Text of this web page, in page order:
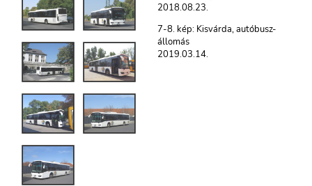
2018.08.23.
7-8. kép: Kisvárda, autóbusz-
állomás
2019.03.14.